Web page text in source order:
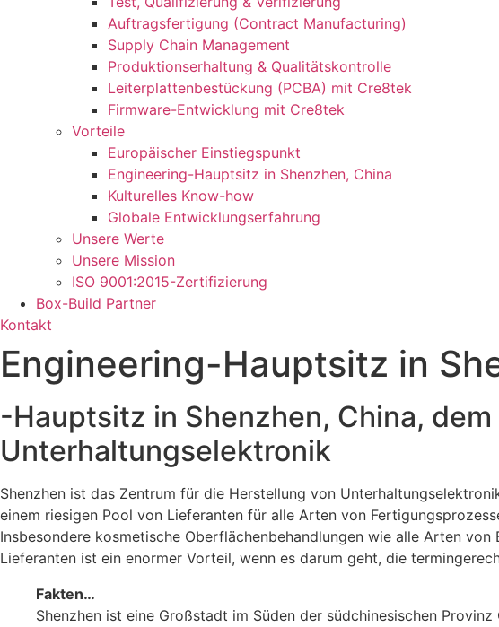
Auftragsfertigung (Contract Manufacturing)
Supply Chain Management
Produktionserhaltung & Qualitätskontrolle
Leiterplattenbestückung (PCBA) mit Cre8tek
Firmware-Entwicklung mit Cre8tek
Vorteile
Europäischer Einstiegspunkt
Engineering-Hauptsitz in Shenzhen, China
Kulturelles Know-how
Globale Entwicklungserfahrung
Unsere Werte
Unsere Mission
ISO 9001:2015-Zertifizierung
Box-Build Partner
Kontakt
Engineering-Hauptsitz in
-Hauptsitz in Shenzhen, China,
Unterhaltungselektronik
Shenzhen ist das Zentrum für die Herstellung von
einem riesigen Pool von Lieferanten für alle Arten von
Insbesondere kosmetische Oberflächenbehandlungen wie alle Arten
Lieferanten ist ein enormer Vorteil, wenn es darum geht, die
Fakten…
Shenzhen ist eine Großstadt im Süden der südchinesischen